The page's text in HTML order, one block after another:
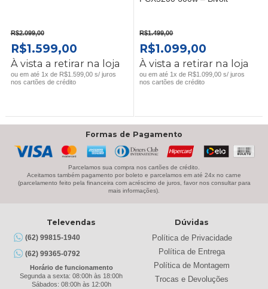
R$2.099,00
O
PREÇO
ORIGINAL
R$1.599,00O
PREÇO
ATUAL
À vista a retirar na loja
ou em até 1x de R$1.599,00 s/ juros
nos cartões de crédito
R$1.499,00
O
PREÇO
ORIGINAL
R$1.099,00
PREÇO
ATUAL
À vista a retirar na loja
ou em até 1x de R$1.099,00 s/ juros
nos cartões de crédito
Formas de Pagamento
Parcelamos sua compra nos cartões de crédito.
Aceitamos também pagamento por boleto e parcelamos em até 24x no carne
(parcelamento feito pela financeira com acréscimo de juros, favor nos consultar para
mais informações).
Televendas
(62) 99815-1940
(62) 99365-0792
Horário de funcionamento
Segunda a sexta: 08:00h às 18:00h
Sábados: 08:00h às 12:00h
Dúvidas
Política de Privacidade
Política de Entrega
Política de Montagem
Trocas e Devoluções